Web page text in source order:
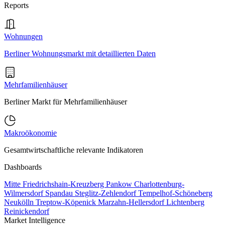
Reports
Wohnungen
Berliner Wohnungsmarkt mit detaillierten Daten
Mehrfamilienhäuser
Berliner Markt für Mehrfamilienhäuser
Makroökonomie
Gesamtwirtschaftliche relevante Indikatoren
Dashboards
Mitte Friedrichshain-Kreuzberg Pankow Charlottenburg-
Wilmersdorf Spandau Steglitz-ZehlendorfTempelhof-Schöneberg
Neukölln Treptow-Köpenick Marzahn-HellersdorfLichtenberg
Reinickendorf
Market Intelligence